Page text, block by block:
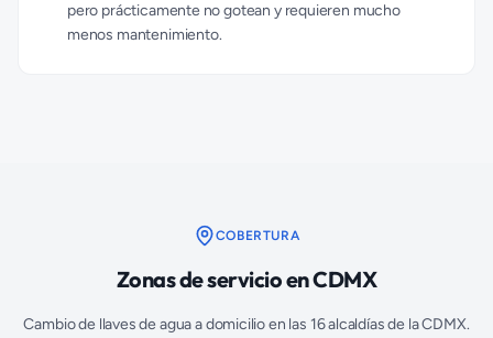
pero prácticamente no gotean y requieren mucho
menos mantenimiento.
COBERTURA
Zonas de servicio en CDMX
Cambio de llaves de agua a domicilio en las 16 alcaldías de la CDMX.